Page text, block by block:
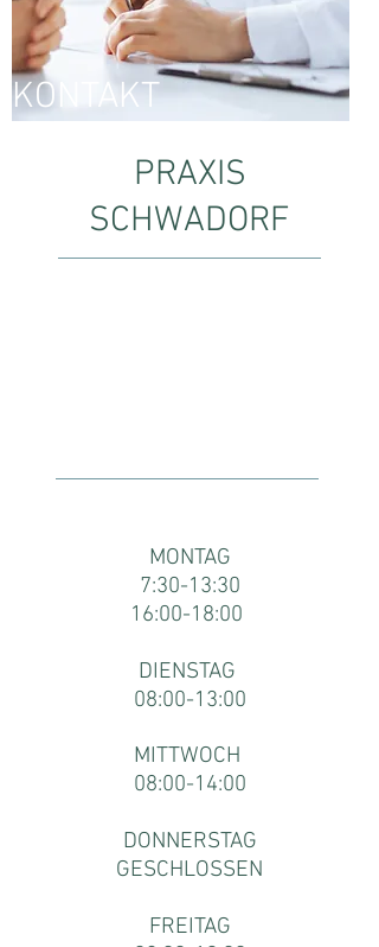
KONTAKT
PRAXIS
SCHWADORF
MONTAG
7:30-13:30
16:00-18:00
DIENSTAG
08:00-13:00
MITTWOCH
08:00-14:00
DONNERSTAG
GESCHLOSSEN
FREITAG